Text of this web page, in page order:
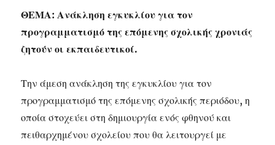
ΘΕΜΑ: Ανάκληση εγκυκλίου για τον
προγραμματισμό της επόμενης σχολικής χρονιάς
ζητούν οι εκπαιδευτικοί.
Την άμεση ανάκληση της εγκυκλίου για τον
προγραμματισμό της επόμενης σχολικής περιόδου, η
οποία στοχεύει στη δημιουργία ενός φθηνού και
πειθαρχημένου σχολείου που θα λειτουργεί με